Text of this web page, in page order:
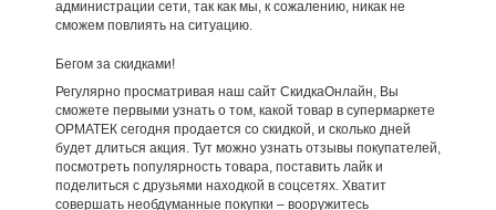
администрации сети, так как мы, к сожалению, никак не
сможем повлиять на ситуацию.
Бегом за скидками!
Регулярно просматривая наш сайт СкидкаОнлайн, Вы
сможете первыми узнать о том, какой товар в супермаркете
ОРМАТЕК сегодня продается со скидкой, и сколько дней
будет длиться акция. Тут можно узнать отзывы покупателей,
посмотреть популярность товара, поставить лайк и
поделиться с друзьями находкой в соцсетях. Хватит
совершать необдуманные покупки – вооружитесь